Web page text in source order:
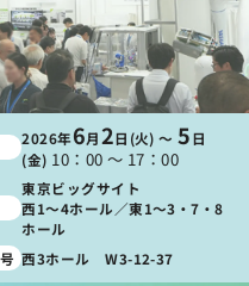
2026年6月2日(火) ～5日
(金) 10：00 ～ 17：00
東京ビッグサイト
西1～4ホール／東1～3・7・8
ホール
西3ホール W3-12-37